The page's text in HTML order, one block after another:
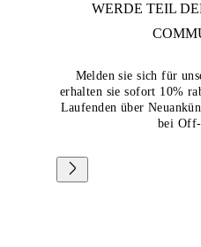
WERDE TEIL
Melden sie sich für
erhalten sie sofort 10%
Laufenden über
bei